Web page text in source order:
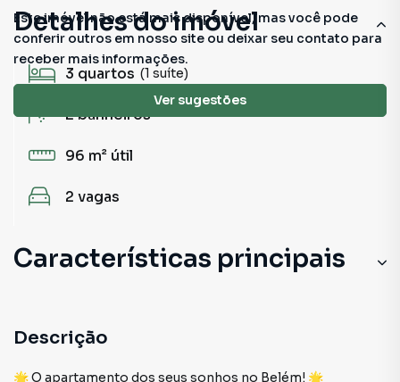
Este imóvel não está mais disponível, mas você pode
conferir outros em nosso site ou deixar seu contato para
receber mais informações.
Ver sugestões
Detalhes do imóvel
3 quartos (1 suíte)
2banheiros
96 m² útil
2 vagas
Características principais
Descrição
🌟 O apartamento dos seus sonhos no Belém! 🌟